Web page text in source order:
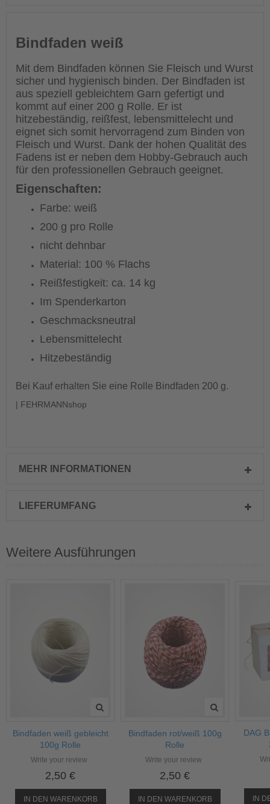
Bindfaden weiß
Mit dem Bindfaden können Sie Fleisch und Wurst
sicher und hygienisch binden. Der Bindfaden ist
aus speziell gebleichtem Garn gefertigt und
kommt auf einer 200 g Rolle. Er ist
hitzebeständig, reißfest, lebensmittelecht und
eignet sich somit hervorragend zum Binden von
Fleisch und Wurst. Dank der hohen Qualität des
Fadens ist er neben dem Hobby-Gebrauch auch
für den professionellen Gebrauch geeignet.
Eigenschaften:
Farbe: weiß
200 g pro Rolle
nicht dehnbar
Material: 100 % Flachs
Reißfestigkeit: ca. 14 kg
Im Spenderkarton
Geschmacksneutral
Lebensmittelecht
Hitzebeständig
Bei Kauf erhalten Sie eine Rolle Bindfaden 200 g.
| FEHRMANNshop
MEHR INFORMATIONEN
LIEFERUMFANG
Weitere Ausführungen
Bindfaden weiß gebleicht
100g Rolle
Write your review
2,50 €
IN DEN WARENKORB
Bindfaden rot/weiß 100g
Rolle
Write your review
2,50 €
IN DEN WARENKORB
DAG
IN